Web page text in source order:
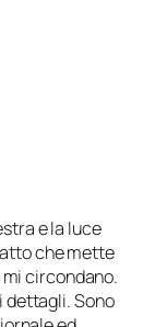
e la luce
che mette
circondano.
dettagli. Sono